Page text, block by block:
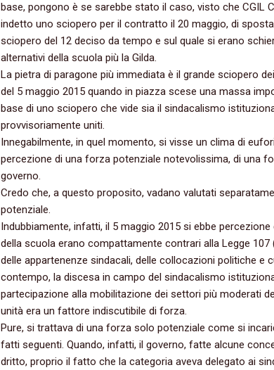
base,‭ ‬pongono è se sarebbe stato il caso,‭ ‬visto che CGIL
indetto uno sciopero per il contratto il‭ ‬20‭ ‬maggio,‭ ‬di
sciopero del‭ ‬12‭ ‬deciso da tempo e sul quale si erano
alternativi della scuola più la Gilda.
La pietra di paragone più immediata è il grande sciopero
del‭ ‬5‭ ‬maggio‭ ‬2015‭ ‬quando in piazza scese una massa
base di uno sciopero che vide sia il sindacalismo
provvisoriamente uniti.
Innegabilmente,‭ ‬in quel momento,‭ ‬si visse un clima di
percezione di una forza potenziale notevolissima,‭ ‬di una
governo.
Credo che,‭ ‬a questo proposito,‭ ‬vadano valutati
potenziale.‭
Indubbiamente,‭ ‬infatti,‭ ‬il‭ ‬5‭ ‬maggio‭ ‬2015‭ ‬si ebbe
della scuola erano compattamente contrari alla Legge‭ ‬107‭
delle appartenenze sindacali,‭ ‬delle collocazioni politiche e
contempo,‭ ‬la discesa in campo del sindacalismo
partecipazione alla mobilitazione dei settori più moderati
unità era un fattore indiscutibile di forza.
Pure,‭ ‬si‭ ‬trattava di una forza solo potenziale come si
fatti seguenti.‭ ‬Quando,‭ ‬infatti,‭ ‬il governo,‭ ‬fatte alcune
dritto,‭ ‬proprio il fatto che la categoria aveva delegato ai